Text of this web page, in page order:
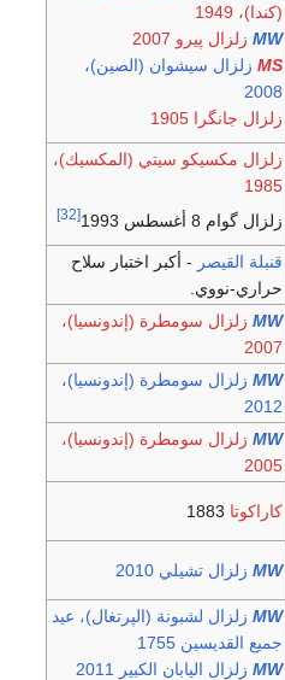
(كندا)، 1949
MW
زلزال پيرو 2007
MS
زلزال سيشوان (الصين)،
2008
زلزال جانگرا 1905
زلزال مكسيكو سيتي (المكسيك)،
1985
زلزال گوام 8 أغسطس 1993
[32]
قنبلة القيصر- أكبر اختبار سلاح
حراري-نووي.
MW
زلزال سومطرة (إندونسيا)،
2007
MW
زلزال سومطرة (إندونسيا)،
2012
MW
زلزال سومطرة (إندونسيا)،
2005
كاراكوتا1883
MW زلزال تشيلي 2010
MW
زلزال لشبونة (الپرتغال)، عيد
جميع القديسين 1755
MW زلزال اليابان الكبير 2011